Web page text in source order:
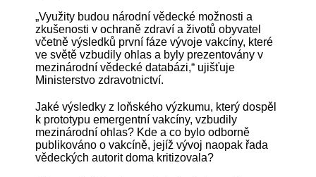
„Využity budou národní vědecké možnosti a
zkušenosti v ochraně zdraví a životů obyvatel
včetně výsledků první fáze vývoje vakcíny, které
ve světě vzbudily ohlas a byly prezentovány v
mezinárodní vědecké databázi,“ ujišťuje
Ministerstvo zdravotnictví.
Jaké výsledky z loňského výzkumu, který dospěl
k prototypu emergentní vakcíny, vzbudily
mezinárodní ohlas? Kde a co bylo odborně
publikováno o vakcíně, jejíž vývoj naopak řada
vědeckých autorit doma kritizovala?